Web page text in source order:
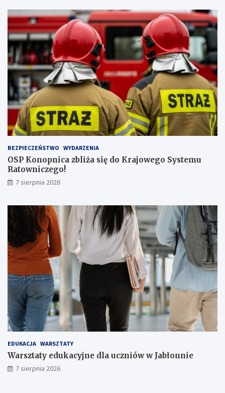
y
ż
s
z
ą
l
c
z
b
ą
a
a
ż
e
r
!
BEZPIECZEŃSTWO WYDARZENIA
OSP Konopnica zbliża się do Krajowego Systemu
Ratowniczego!
7 sierpnia 2026
EDUKACJA WARSZTATY
Warsztaty edukacyjne dla uczniów w Jabłonnie
7 sierpnia 2026